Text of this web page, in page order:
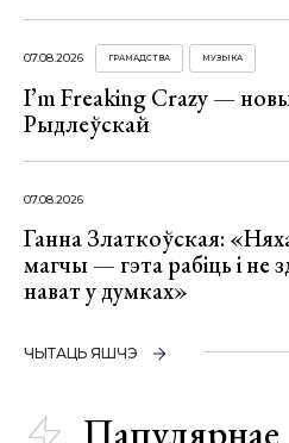
07.08.2026 ГРАМАДСТВА МУЗЫКА
I’m Freaking Crazy — новы
Рыдлеўскай
07.08.2026
Ганна Златкоўская:
магчы — гэта рабіць і не
нават у думках»
ЧЫТАЦЬ ЯШЧЭ